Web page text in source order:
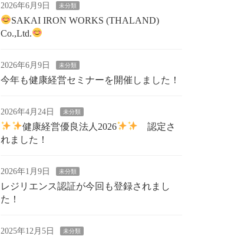
2026年6月9日 未分類
SAKAI IRON WORKS (THALAND)
Co.,Ltd.
2026年6月9日 未分類
今年も健康経営セミナーを開催しました！
2026年4月24日 未分類
健康経営優良法人2026
認定さ
れました！
2026年1月9日 未分類
レジリエンス認証が今回も登録されまし
た！
2025年12月5日 未分類